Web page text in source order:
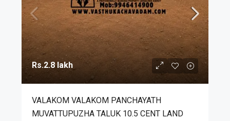
Rs.2.8 lakh
VALAKOM VALAKOM PANCHAYATH
MUVATTUPUZHA TALUK 10.5 CENT LAND